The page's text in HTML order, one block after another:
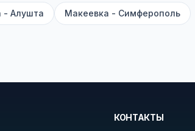
- Алушта Макеевка - Симферополь
КОНТАКТЫ